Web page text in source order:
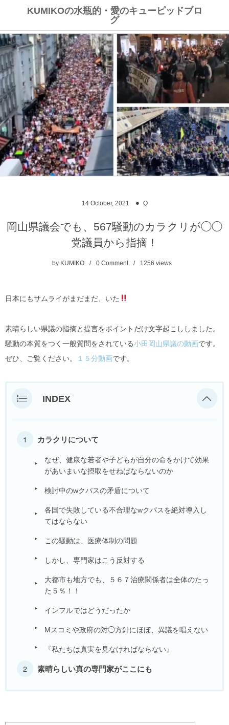
KUMIKOの水瓶的・愛のキューピッドブロ
グ
14 October, 2021 Q
岡山県議会でも、567騒動のカラクリが◯◯
党議員から指摘！
by KUMIKO 0 Comment 1256 views
日本にもサムライがまだまだ、いた
素晴らしい県議の指摘と提言をポイントだけ文字起こししました。
騒動の本質をつく一般質問をされている小田岡山県議の動画です。
ぜひ、ご覧ください。
１５分動画です。
INDEX
カラクリについて
なぜ、健康な若者や子どもが自分の命をかけて効果
があいまいな摂取をせねばならないのか
検討中のwクパスの矛盾について
各国で失敗している不合理なwクパスを絶対導入し
てはならない
この騒動は、医療体制の問題
しかし、専門家はこう反対する
大都市も地方でも、５６７治療関係者は全体のたっ
た５％！！
インフルではどうだったか
Mスコミや政府の対◯方針にほぼ、異議を唱えない
『私たちは真実を見なければならない』
素晴らしい真の専門家がここにも